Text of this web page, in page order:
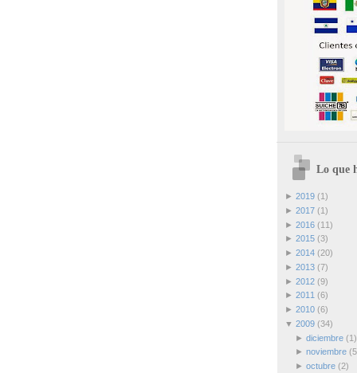
Lo que
► 2019 (1)
► 2017 (1)
► 2016 (11)
► 2015 (3)
► 2014 (20)
► 2013 (7)
► 2012 (9)
► 2011 (6)
► 2010 (6)
▼ 2009 (34)
► diciembre (1)
► noviembre
► octubre (2)